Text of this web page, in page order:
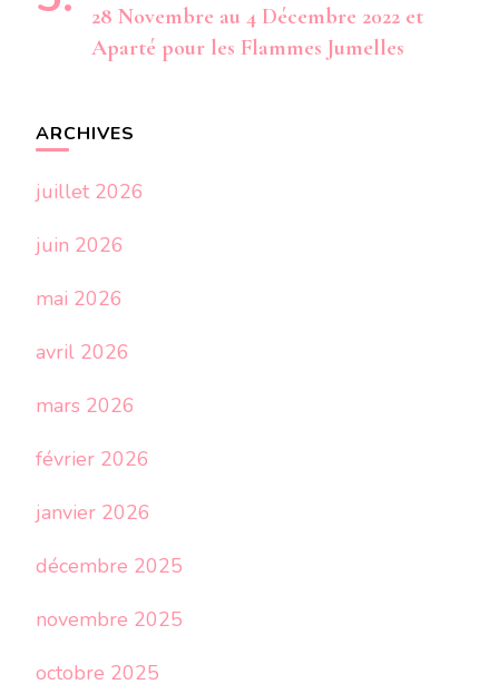
28 Novembre au 4 Décembre 2022 et
Aparté pour les Flammes Jumelles
ARCHIVES
juillet 2026
juin 2026
mai 2026
avril 2026
mars 2026
février 2026
janvier 2026
décembre 2025
novembre 2025
octobre 2025